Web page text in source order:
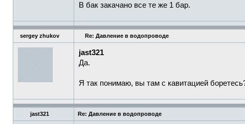
В бак закачано все те же 1 бар.
sergey zhukov Re: Давление в водопроводе
jast321
Да.
Я так понимаю, вы там с кавитацией
jast321 Re: Давление в водопроводе